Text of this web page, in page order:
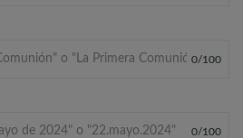
0/100
0/100